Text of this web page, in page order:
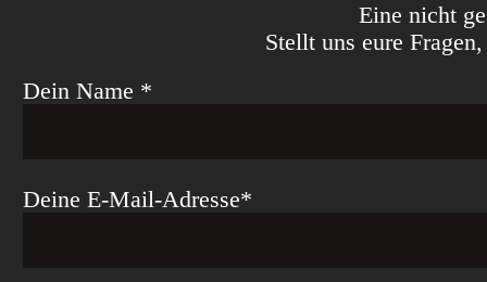
Eine nicht
Stellt uns eure
Dein Name *
Deine E-Mail-Adresse*